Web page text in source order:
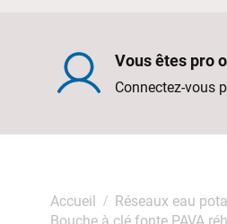
Vous êtes pro
Connectez-vous
Accueil Réseaux eau